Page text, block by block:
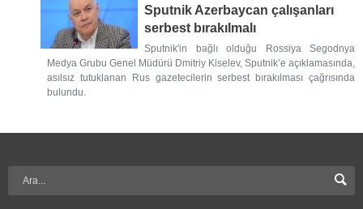
Sputnik Azerbaycan çalışanları
serbest bırakılmalı
Sputnik'in bağlı olduğu Rossiya Segodnya
Medya Grubu Genel Müdürü Dmitriy Kiselev, Sputnik’e açıklamasında,
asılsız tutuklanan Rus gazetecilerin serbest bırakılması çağrısında
bulundu.